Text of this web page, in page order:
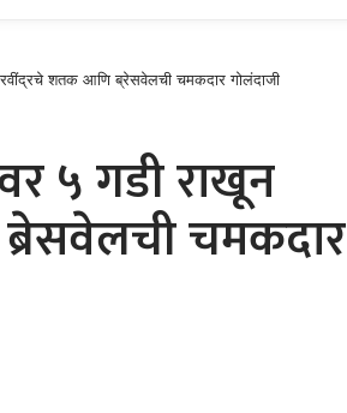
शतक आणि ब्रेसवेलची चमकदार गोलंदाजी
५ गडी राखून
चमकदार